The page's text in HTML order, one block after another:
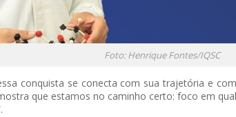
Foto: Henrique Fontes/IQSC
conquista se conecta com sua trajetória e
que estamos no caminho certo: foco em